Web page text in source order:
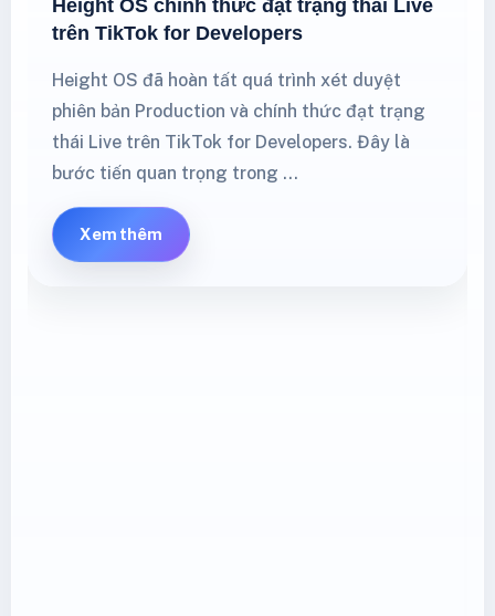
Height OS chính thức đạt trạng thái Live
trên TikTok for Developers
Height OS đã hoàn tất quá trình xét duyệt
phiên bản Production và chính thức đạt trạng
thái Live trên TikTok for Developers. Đây là
bước tiến quan trọng trong …
Xem thêm